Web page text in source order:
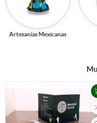
Artesanías Mexicanas